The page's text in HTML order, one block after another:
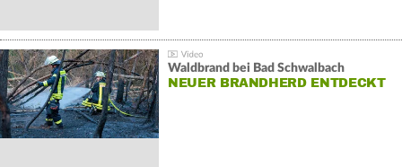
Waldbrand bei Bad Schwalbach
NEUER BRANDHERD ENTDECKT